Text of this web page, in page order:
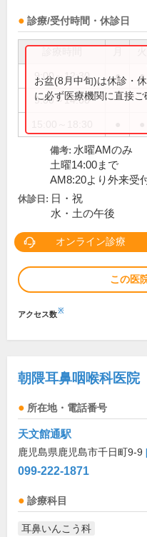
診療/受付時間・休診日
9:00～12:30 ● ●
9:00～14:00
お盆(8月中旬)は休診・
に必ず医療機関に直接ご
備考: 水曜AMのみ
土曜14:00まで
AM8:20より外来受
休診日: 日・祝
水・土の午後
オンライン診療
この医
アクセス数※
朝隈耳鼻咽喉科医院
所在地・電話番号
天文館通駅
鹿児島県鹿児島市千日町9-9
099-222-1871
診療科目
耳鼻いんこう科